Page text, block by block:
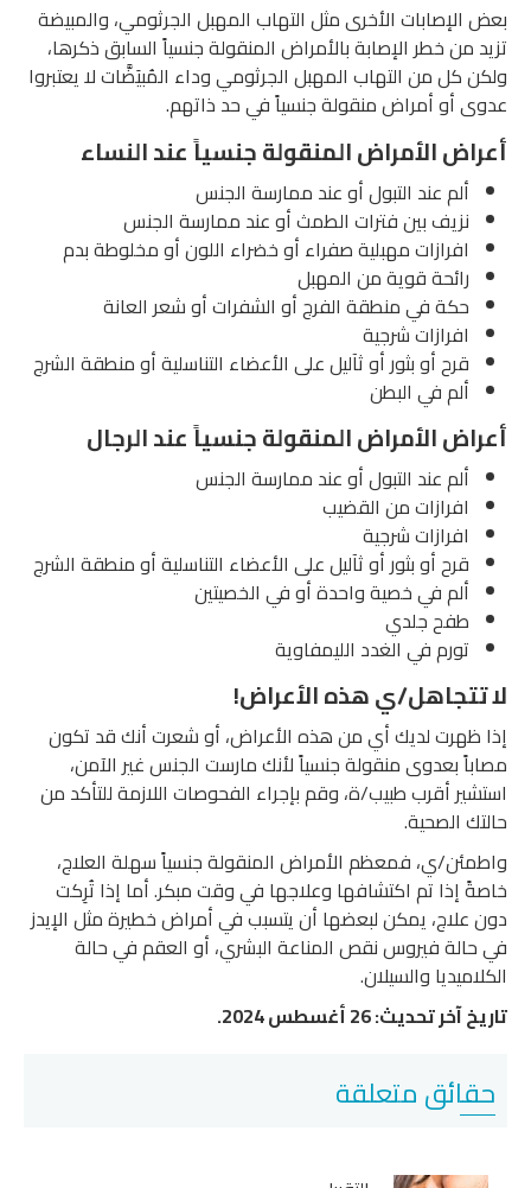
الأخرى مثل التهاب المهبل الجرثومي، والمبيضة
من خطر الإصابة بالأمراض المنقولة جنسياً السابق ذكرها،
كل من التهاب المهبل الجرثومي وداء المُبيَضَّات لا يعتبروا
أو أمراض منقولة جنسياً في حد ذاتهم.
الأمراض المنقولة جنسياً عند النساء
ألم عند التبول أو عند ممارسة الجنس
نزيف بين فترات الطمث أو عند ممارسة الجنس
افرازات مهبلية صفراء أو خضراء اللون أو مخلوطة بدم
رائحة قوية من المهبل
حكة في منطقة الفرج أو الشفرات أو شعر العانة
افرازات شرجية
قرح أو بثور أو ثآليل على الأعضاء التناسلية أو منطقة الشرج
ألم في البطن
الأمراض المنقولة جنسياً عند الرجال
ألم عند التبول أو عند ممارسة الجنس
افرازات من القضيب
افرازات شرجية
قرح أو بثور أو ثآليل على الأعضاء التناسلية أو منطقة الشرج
ألم في خصية واحدة أو في الخصيتين
طفح جلدي
تورم في الغدد الليمفاوية
ي هذه الأعراض!
ظهرت لديك أي من هذه الأعراض، أو شعرت أنك قد تكون
بعدوى منقولة جنسياً لأنك مارست الجنس غير الآمن،
أقرب طبيب/ة، وقم بإجراء الفحوصات اللازمة للتأكد من
الصحية.
ي، فمعظم الأمراض المنقولة جنسياً سهلة العلاج،
إذا تم اكتشافها وعلاجها في وقت مبكر. أما إذا تُرِكت
يمكن لبعضها أن يتسبب في أمراض خطيرة مثل الإيدز
فيروس نقص المناعة البشري، أو العقم في حالة
والسيلان.
تحديث: 26 أغسطس 2024.
متعلقة